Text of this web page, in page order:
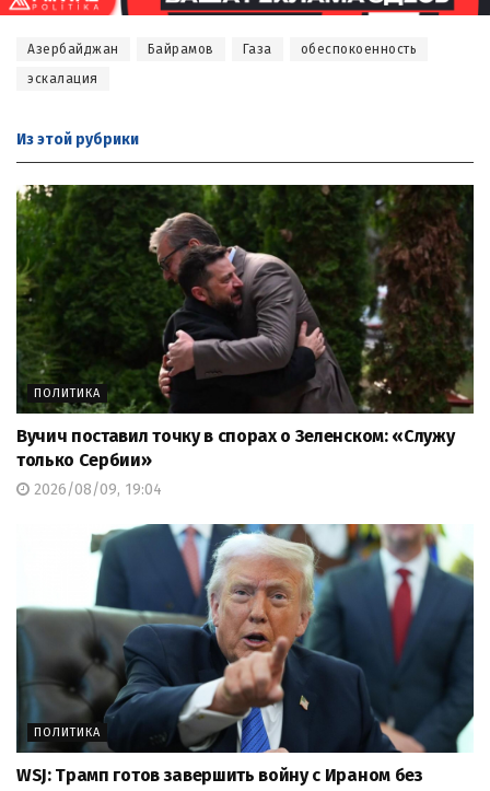
Азербайджан Байрамов Газа
обеспокоенность
эскалация
Из этой рубрики
ПОЛИТИКА
Вучич поставил точку в спорах о Зеленском: «Служу
только Сербии»
2026/08/09, 19:04
ПОЛИТИКА
WSJ: Трамп готов завершить войну с Ираном без